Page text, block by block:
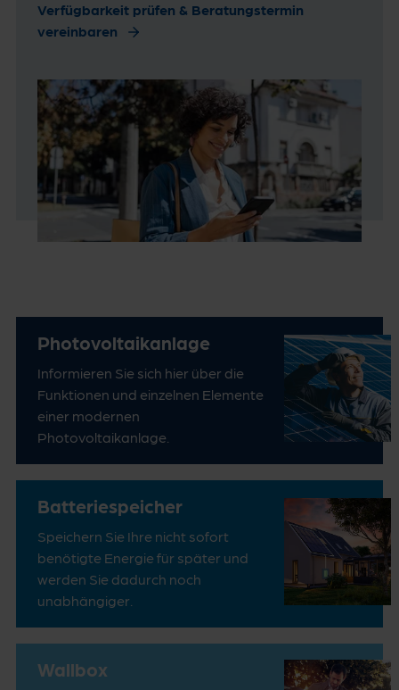
Verfügbarkeit prüfen & Beratungstermin
vereinbaren
Photovoltaikanlage
Informieren Sie sich hier über die
Funktionen und einzelnen Elemente
einer modernen
Photovoltaikanlage.
Batterie­speicher
Speichern Sie Ihre nicht sofort
benötigte Energie für später und
werden Sie dadurch noch
unabhängiger.
Wallbox